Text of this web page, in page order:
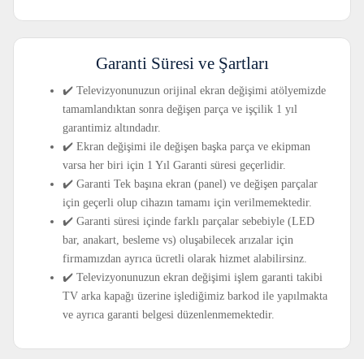
Garanti Süresi ve Şartları
✔️ Televizyonunuzun orijinal ekran değişimi atölyemizde
tamamlandıktan sonra değişen parça ve işçilik 1 yıl
garantimiz altındadır.
✔️ Ekran değişimi ile değişen başka parça ve ekipman
varsa her biri için 1 Yıl Garanti süresi geçerlidir.
✔️ Garanti Tek başına ekran (panel) ve değişen parçalar
için geçerli olup cihazın tamamı için verilmemektedir.
✔️ Garanti süresi içinde farklı parçalar sebebiyle (LED
bar, anakart, besleme vs) oluşabilecek arızalar için
firmamızdan ayrıca ücretli olarak hizmet alabilirsinz.
✔️ Televizyonunuzun ekran değişimi işlem garanti takibi
TV arka kapağı üzerine işlediğimiz barkod ile yapılmakta
ve ayrıca garanti belgesi düzenlenmemektedir.